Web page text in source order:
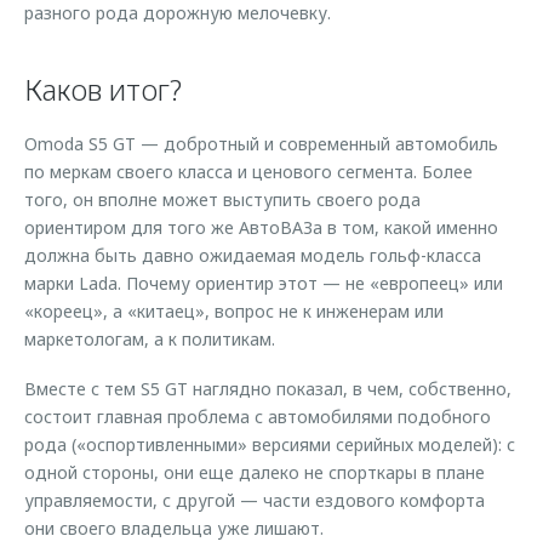
разного рода дорожную мелочевку.
Каков итог?
Omoda S5 GT — добротный и современный автомобиль
по меркам своего класса и ценового сегмента. Более
того, он вполне может выступить своего рода
ориентиром для того же АвтоВАЗа в том, какой именно
должна быть давно ожидаемая модель гольф-класса
марки Lada. Почему ориентир этот — не «европеец» или
«кореец», а «китаец», вопрос не к инженерам или
маркетологам, а к политикам.
Вместе с тем S5 GT наглядно показал, в чем, собственно,
состоит главная проблема с автомобилями подобного
рода («оспортивленными» версиями серийных моделей): с
одной стороны, они еще далеко не спорткары в плане
управляемости, с другой — части ездового комфорта
они своего владельца уже лишают.